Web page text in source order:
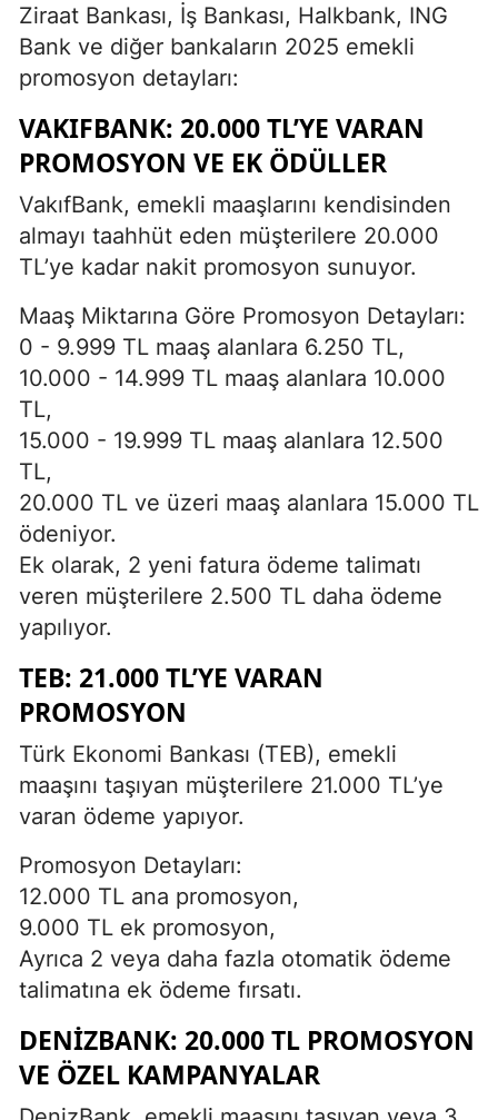
Ziraat Bankası, İş Bankası, Halkbank, ING
Bank ve diğer bankaların 2025 emekli
promosyon detayları:
VAKIFBANK: 20.000 TL’YE VARAN
PROMOSYON VE EK ÖDÜLLER
VakıfBank, emekli maaşlarını kendisinden
almayı taahhüt eden müşterilere 20.000
TL’ye kadar nakit promosyon sunuyor.
Maaş Miktarına Göre Promosyon Detayları:
0 - 9.999 TL maaş alanlara 6.250 TL,
10.000 - 14.999 TL maaş alanlara 10.000
TL,
15.000 - 19.999 TL maaş alanlara 12.500
TL,
20.000 TL ve üzeri maaş alanlara 15.000 TL
ödeniyor.
Ek olarak, 2 yeni fatura ödeme talimatı
veren müşterilere 2.500 TL daha ödeme
yapılıyor.
TEB: 21.000 TL’YE VARAN
PROMOSYON
Türk Ekonomi Bankası (TEB), emekli
maaşını taşıyan müşterilere 21.000 TL’ye
varan ödeme yapıyor.
Promosyon Detayları:
12.000 TL ana promosyon,
9.000 TL ek promosyon,
Ayrıca 2 veya daha fazla otomatik ödeme
talimatına ek ödeme fırsatı.
DENIZBANK: 20.000 TL PROMOSYON
VE ÖZEL KAMPANYALAR